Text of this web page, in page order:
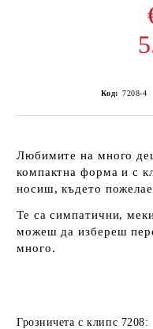
Код: 7208-4
Любимите на много
компактна форма и с
носиш, където
Те са симпатични,
можеш да избереш
много.
Грозничета с клипс 7208: